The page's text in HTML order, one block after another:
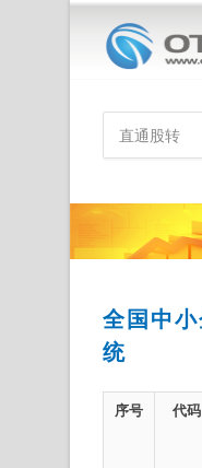
全国中
统
序号 代码